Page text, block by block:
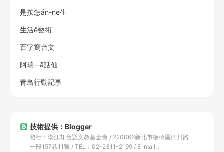
是按怎án-ne生
生活ê藝術
百字寫台文
阿瑞--ā話仙
青鳥行動記事
技術提供：Blogger
發行：李江却台語文教基金會 / 220066新北市板橋區四川路
一段157巷11號 / TEL：02-2311-2199 / E-mail：